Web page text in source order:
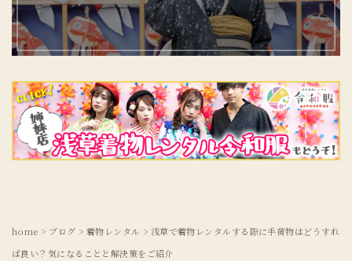
home > ブログ > 着物レンタル > 浅草で着物レンタルする際に手荷物はどうすれ
ば良い？気になることと解決策をご紹介